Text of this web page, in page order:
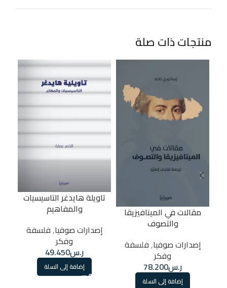
منتجات ذات صلة
مقالات في الميتافيزيقا
والتصوف
إصدارات صوفيا,فلسفة
وفكر
ر.س78.200
إضافة إلى السلة
تاويلة هايدغر التاسيسيات
والمفاهيم
إصدارات صوفيا,فلسفة
وفكر
ر.س49.450
إضافة إلى السلة